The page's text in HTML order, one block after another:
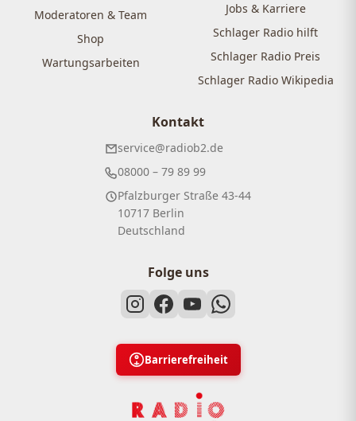
Moderatoren & Team
Shop
Wartungsarbeiten
Jobs & Karriere
Schlager Radio hilft
Schlager Radio Preis
Schlager Radio Wikipedia
Kontakt
service@radiob2.de
08000 – 79 89 99
Pfalzburger Straße 43-44
10717 Berlin
Deutschland
Folge uns
Barrierefreiheit